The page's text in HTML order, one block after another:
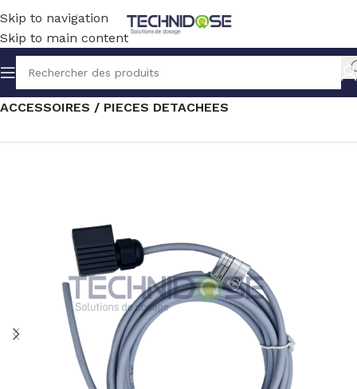
Skip to navigation
Skip to main content
Accueil TRAITEMENT EAU MESURE
ACCESSOIRES / PIECES DETACHEES